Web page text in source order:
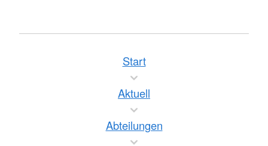
Start
Aktuell
Abteilungen